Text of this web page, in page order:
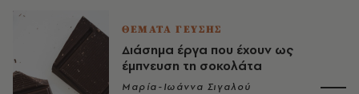
ΘΕΜΑΤΑ ΓΕΥΣΗΣ
Διάσημα έργα που έχουν ως
έμπνευση τη σοκολάτα
Μαρία-Ιωάννα Σιγαλού